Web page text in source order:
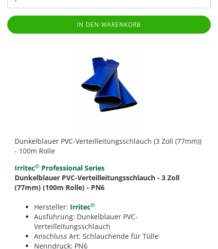
IN DEN WARENKORB
Dunkelblauer PVC-Verteilleitungsschlauch (3 Zoll (77mm))
- 100m Rolle
Irritec© Professional Series
Dunkelblauer PVC-Verteilleitungsschlauch - 3 Zoll
(77mm) (100m Rolle) - PN6
Hersteller: Irritec©
Ausführung: Dunkelblauer PVC-
Verteilleitungsschlauch
Anschluss Art: Schlauchende für Tülle
Nenndruck: PN6